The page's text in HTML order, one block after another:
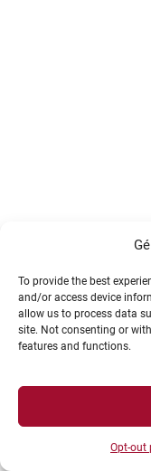
To provide the best
and/or access device
allow us to process data
site. Not consenting or
features and functions.
Opt-out
Rouge, le
Harmonie
Enediset bien
te proposer des